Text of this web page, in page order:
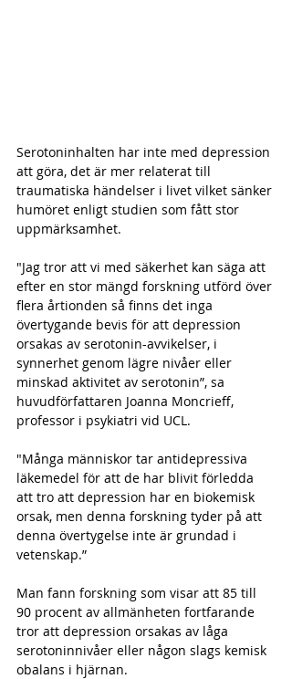
Serotoninhalten har inte med depression
att göra, det är mer relaterat till
traumatiska händelser i livet vilket sänker
humöret enligt studien som fått stor
uppmärksamhet.
"Jag tror att vi med säkerhet kan säga att
efter en stor mängd forskning utförd över
flera årtionden så finns det inga
övertygande bevis för att depression
orsakas av serotonin-avvikelser, i
synnerhet genom lägre nivåer eller
minskad aktivitet av serotonin”, sa
huvudförfattaren Joanna Moncrieff,
professor i psykiatri vid UCL.
"Många människor tar antidepressiva
läkemedel för att de har blivit förledda
att tro att depression har en biokemisk
orsak, men denna forskning tyder på att
denna övertygelse inte är grundad i
vetenskap.”
Man fann forskning som visar att 85 till
90 procent av allmänheten fortfarande
tror att depression orsakas av låga
serotoninnivåer eller någon slags kemisk
obalans i hjärnan.